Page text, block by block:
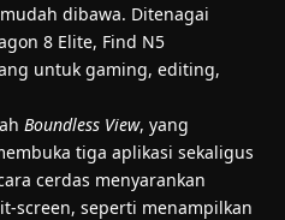
dibawa. Ditenagai
8 Elite, Find N5
untuk gaming, editing,
Boundless View, yang
tiga aplikasi sekaligus
cerdas menyarankan
screen, seperti menampilkan